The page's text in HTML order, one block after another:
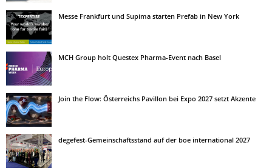
Messe Frankfurt und Supima starten Prefab in New York
MCH Group holt Questex Pharma-Event nach Basel
Join the Flow: Österreichs Pavillon bei Expo 2027 setzt Akzente
degefest-Gemeinschaftsstand auf der boe international 2027